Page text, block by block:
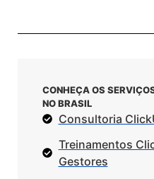
CONHEÇA OS
NO BRASIL
Consultoria
Treinamentos
Gestores